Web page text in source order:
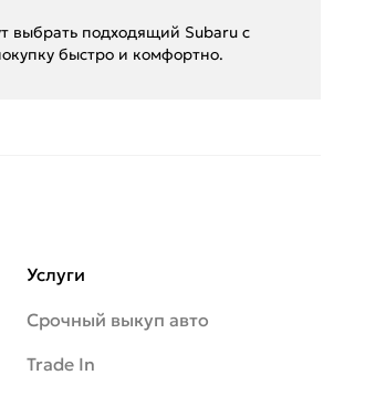
выбрать подходящий Subaru с
быстро и комфортно.
Услуги
Срочный выкуп авто
Trade In